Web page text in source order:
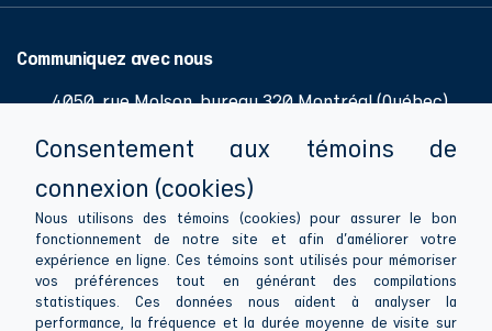
Communiquez avec nous
4050, rue Molson, bureau 320 Montréal (Québec)
514 286-1081
info@apesquebec.org
Consentement aux témoins de
connexion (cookies)
Nous utilisons des témoins (cookies) pour assurer le bon
fonctionnement de notre site et afin d'améliorer votre
expérience en ligne. Ces témoins sont utilisés pour mémoriser
vos préférences tout en générant des compilations
statistiques. Ces données nous aident à analyser la
performance, la fréquence et la durée moyenne de visite sur